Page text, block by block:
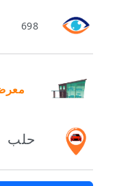
698
حلب